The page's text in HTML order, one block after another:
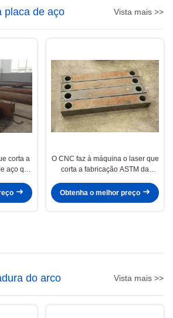
placa de aço Vista mais >>
corta a
aço que
O CNC faz à máquina o laser que
corta a fabricação ASTM da
Obtenha o melhor preço
do arco Vista mais >>